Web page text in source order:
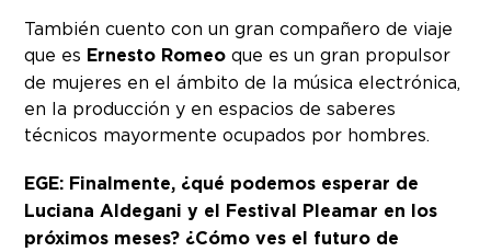
También cuento con un gran compañero de viaje
que es Ernesto Romeo que es un gran propulsor
de mujeres en el ámbito de la música electrónica,
en la producción y en espacios de saberes
técnicos mayormente ocupados por hombres.
EGE: Finalmente, ¿qué podemos esperar de
Luciana Aldegani y el Festival Pleamar en los
próximos meses? ¿Cómo ves el futuro de